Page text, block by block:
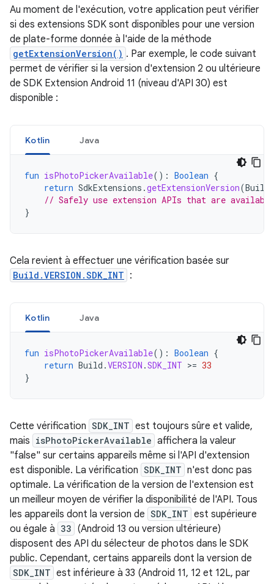
Au moment de l'exécution, votre application peut vérifier
si des extensions SDK sont disponibles pour une version
de plate-forme donnée à l'aide de la méthode
getExtensionVersion() . Par exemple, le code suivant
permet de vérifier si la version d'extension 2 ou ultérieure
de SDK Extension Android 11 (niveau d'API 30) est
disponible :
Kotlin Java
fun isPhotoPickerAvailable(): Boolean {
return SdkExtensions .getExtensionVersion(Build
// Safely use extension APIs that are
}
Cela revient à effectuer une vérification basée sur
Build.VERSION.SDK_INT :
Kotlin Java
fun isPhotoPickerAvailable(): Boolean {
return Build .VERSION .SDK_INT >= 33
}
Cette vérification SDK_INT est toujours sûre et valide,
mais isPhotoPickerAvailable affichera la valeur
"false" sur certains appareils même si l'API d'extension
est disponible. La vérification SDK_INT n'est donc pas
optimale. La vérification de la version de l'extension est
un meilleur moyen de vérifier la disponibilité de l'API. Tous
les appareils dont la version de SDK_INT est supérieure
ou égale à 33 (Android 13 ou version ultérieure)
disposent des API du sélecteur de photos dans le SDK
public. Cependant, certains appareils dont la version de
SDK_INT est inférieure à 33 (Android 11, 12 et 12L, par